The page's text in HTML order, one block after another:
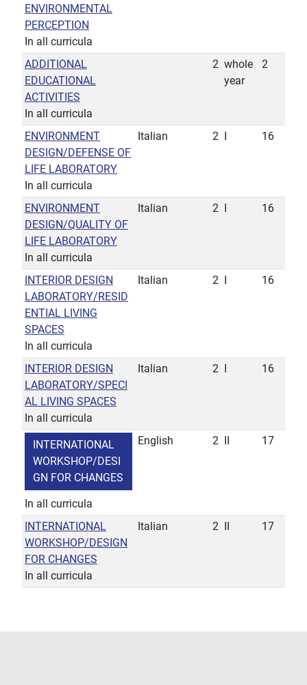
ENVIRONMENTAL
PERCEPTION
In all curricula
ADDITIONAL
EDUCATIONAL
ACTIVITIES
In all curricula
2 whole
year
2
ENVIRONMENT
DESIGN/DEFENSE OF
LIFE LABORATORY
In all curricula
Italian 2 16
ENVIRONMENT
DESIGN/QUALITY OF
LIFE LABORATORY
In all curricula
Italian 2 16
INTERIOR DESIGN
LABORATORY/RESID
ENTIAL LIVING
SPACES
In all curricula
Italian 2 16
INTERIOR DESIGN
LABORATORY/SPECI
AL LIVING SPACES
In all curricula
Italian 2 16
INTERNATIONAL
WORKSHOP/DESI
GN FOR CHANGES
In all curricula
English 2 17
INTERNATIONAL
WORKSHOP/DESIGN
FOR CHANGES
In all curricula
Italian 2 17